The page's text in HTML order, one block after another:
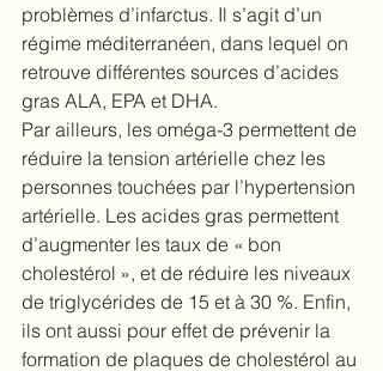
problèmes d’infarctus. Il s’agit d’un
régime méditerranéen, dans lequel on
retrouve différentes sources d’acides
gras ALA, EPA et DHA.
Par ailleurs, les oméga-3 permettent de
réduire la tension artérielle chez les
personnes touchées par l’hypertension
artérielle. Les acides gras permettent
d’augmenter les taux de « bon
cholestérol », et de réduire les niveaux
de triglycérides de 15 et à 30 %. Enfin,
ils ont aussi pour effet de prévenir la
formation de plaques de cholestérol au